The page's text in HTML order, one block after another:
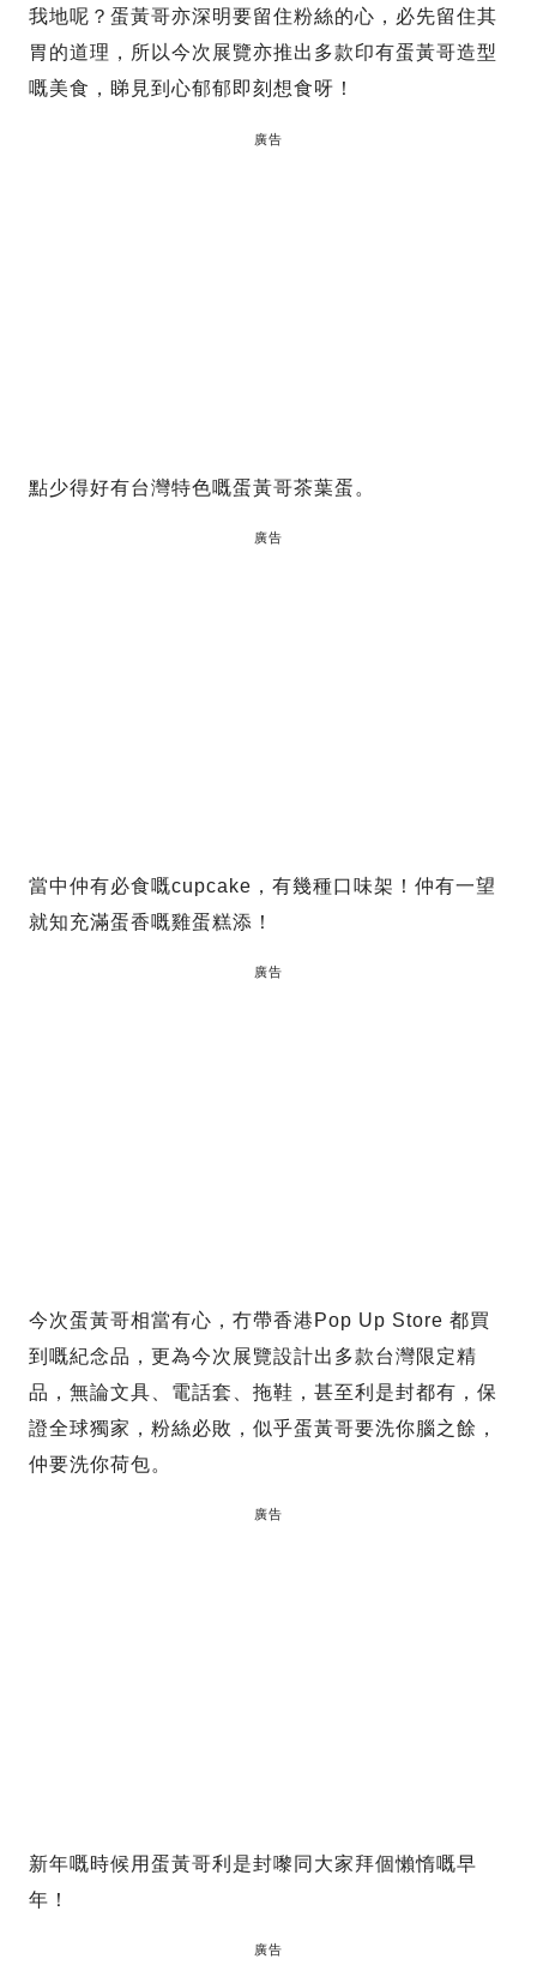
我地呢？蛋黃哥亦深明要留住粉絲的心，必先留住其
胃的道理，所以今次展覽亦推出多款印有蛋黃哥造型
嘅美食，睇見到心郁郁即刻想食呀！
廣告
點少得好有台灣特色嘅蛋黃哥茶葉蛋。
廣告
當中仲有必食嘅cupcake，有幾種口味架！仲有一望
就知充滿蛋香嘅雞蛋糕添！
廣告
今次蛋黃哥相當有心，冇帶香港Pop Up Store 都買
到嘅紀念品，更為今次展覽設計出多款台灣限定精
品，無論文具、電話套、拖鞋，甚至利是封都有，保
證全球獨家，粉絲必敗，似乎蛋黃哥要洗你腦之餘，
仲要洗你荷包。
廣告
新年嘅時候用蛋黃哥利是封嚟同大家拜個懶惰嘅早
年！
廣告